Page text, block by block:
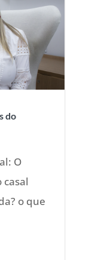
do
O
o que